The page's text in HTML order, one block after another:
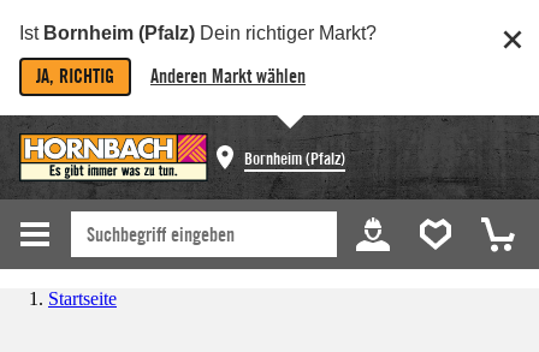
Ist Bornheim (Pfalz) Dein richtiger Markt?
JA, RICHTIG Anderen Markt wählen
Bornheim (Pfalz)
Startseite